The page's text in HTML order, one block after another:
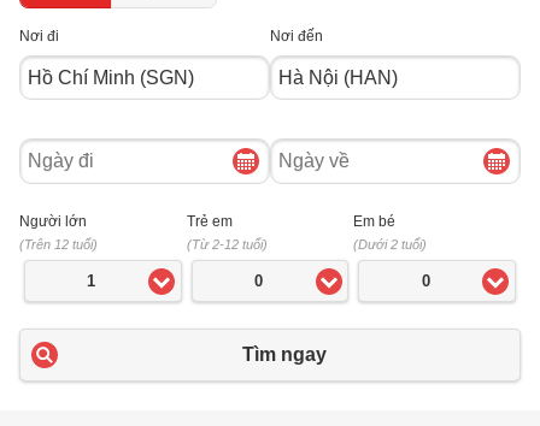
Nơi đi Nơi đến
Ngày
đi
Ngày
về
Người lớn
(Trên 12 tuổi)
1
Trẻ em
(Từ 2-12 tuổi)
0
Em bé
(Dưới 2 tuổi)
0
Tìm ngay